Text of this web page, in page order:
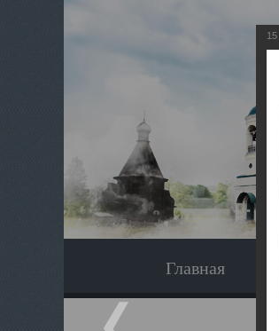
Главная
15